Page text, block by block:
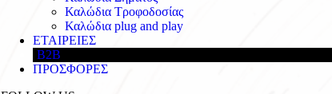
Καλώδια Τροφοδοσίας
Καλώδια plug and play
ΕΤΑΙΡΕΙΕΣ
B2B
ΠΡΟΣΦΟΡΕΣ